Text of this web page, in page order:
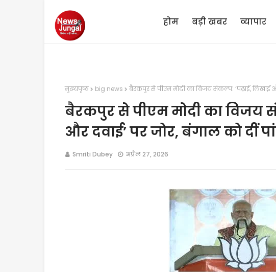
होम बड़ी खबर व्यापार
मुख्यपृष्ठ big news बैरकपुर से पीएम मोदी का विजय संकल्प: ‘पढ़ाई, लिखाई
बैरकपुर से पीएम मोदी का विजय
और दवाई’ पर जोर, बंगाल को दीं
Smriti Dubey अप्रैल 27, 2026